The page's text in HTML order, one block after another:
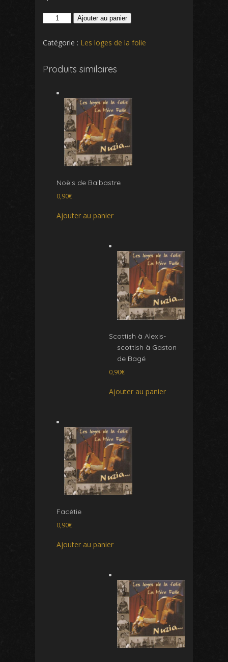
quantité
Noël
Ajouter au panier
Catégorie : Les loges de la folie
Produits similaires
Noëls de Balbastre
0,90€
Ajouter au panier
Scottish à Alexis-
scottish à Gaston
de Bagé
0,90€
Ajouter au panier
Facétie
0,90€
Ajouter au panier